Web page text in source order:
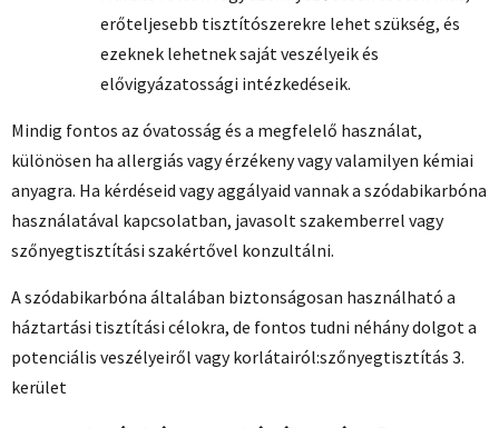
erőteljesebb tisztítószerekre lehet szükség, és
ezeknek lehetnek saját veszélyeik és
elővigyázatossági intézkedéseik.
Mindig fontos az óvatosság és a megfelelő használat,
különösen ha allergiás vagy érzékeny vagy valamilyen kémiai
anyagra. Ha kérdéseid vagy aggályaid vannak a szódabikarbóna
használatával kapcsolatban, javasolt szakemberrel vagy
szőnyegtisztítási szakértővel konzultálni.
A szódabikarbóna általában biztonságosan használható a
háztartási tisztítási célokra, de fontos tudni néhány dolgot a
potenciális veszélyeiről vagy korlátairól:szőnyegtisztítás 3.
kerület